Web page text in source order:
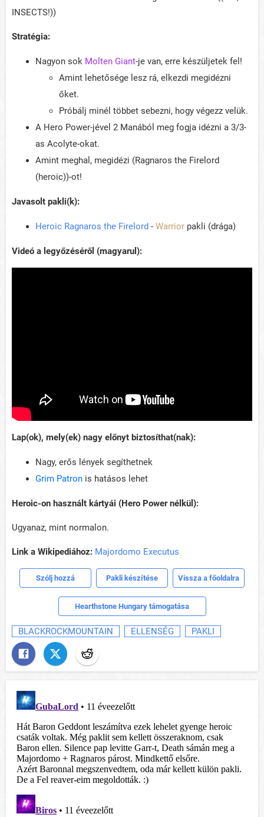
INSECTS!))
Stratégia:
Nagyon sok Molten Giant-je van, erre készüljetek fel!
Amint lehetősége lesz rá, elkezdi megidézni
őket.
Próbálj minél többet sebezni, hogy végezz velük.
A Hero Power-jével 2 Manából meg fogja idézni a 3/3-
as Acolyte-okat.
Amint meghal, megidézi (Ragnaros the Firelord
(heroic))-ot!
Javasolt pakli(k):
Heroic Ragnaros the Firelord - Warrior pakli (drága)
Videó a legyőzéséről (magyarul):
Lap(ok), mely(ek) nagy előnyt biztosíthat(nak):
Nagy, erős lények segíthetnek
Grim Patron is hatásos lehet
Heroic-on használt kártyái (Hero Power nélkül):
Ugyanaz, mint normalon.
Link a Wikipediához: Majordomo Executus
Szólj hozzá Pakli készítése Vissza a főoldalra
Hearthstone Hungary támogatása
BLACKROCKMOUNTAIN ELLENSÉG PAKLI